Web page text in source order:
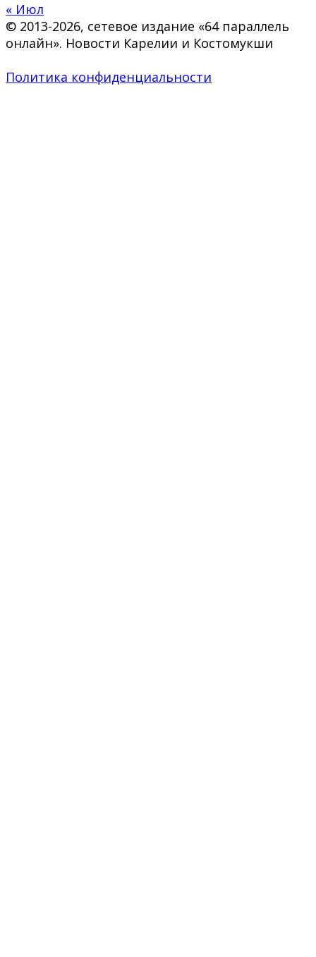
« Июл
© 2013-2026, сетевое издание «64 параллель
онлайн». Новости Карелии и Костомукши
Политика конфиденциальности